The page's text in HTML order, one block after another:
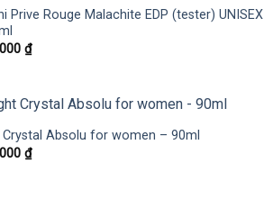
Prive Rouge Malachite EDP (tester) UNISEX
₫
Crystal Absolu for women – 90ml
₫